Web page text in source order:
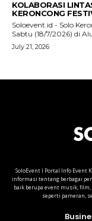
SoloEvent I Portal Info Event
informasi tentang berbagai
baik berupa event musik,
seperti pameran,